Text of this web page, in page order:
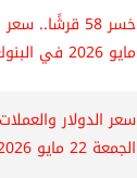
مايو 2026 في البنوك...
سعر الدولار
الجمعة 22 مايو 2026 بعد قرار...